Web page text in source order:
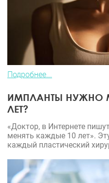
Подробнее...
ИМПЛАНТЫ НУЖНО
ЛЕТ?
«Доктор, в Интернете
менять каждые 10 лет».
каждый пластический